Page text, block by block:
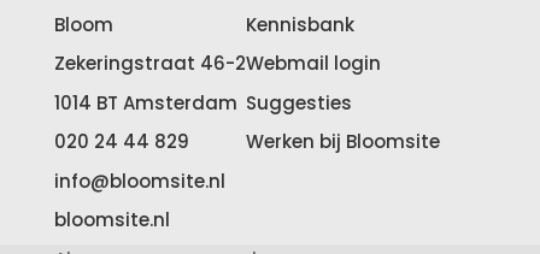
Bloom
Zekeringstraat 46-2
1014 BT Amsterdam
020 24 44 829
info@bloomsite.nl
bloomsite.nl
Kennisbank
Webmail login
Suggesties
Werken bij Bloomsite